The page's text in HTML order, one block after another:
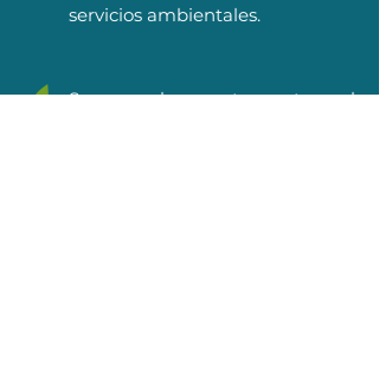
servicios ambientales.
Somos el puente entre el